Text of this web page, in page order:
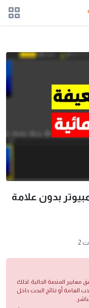
بدون علامة
المنصة الحالية. لذلك
العامة أو نتائج البحث داخل